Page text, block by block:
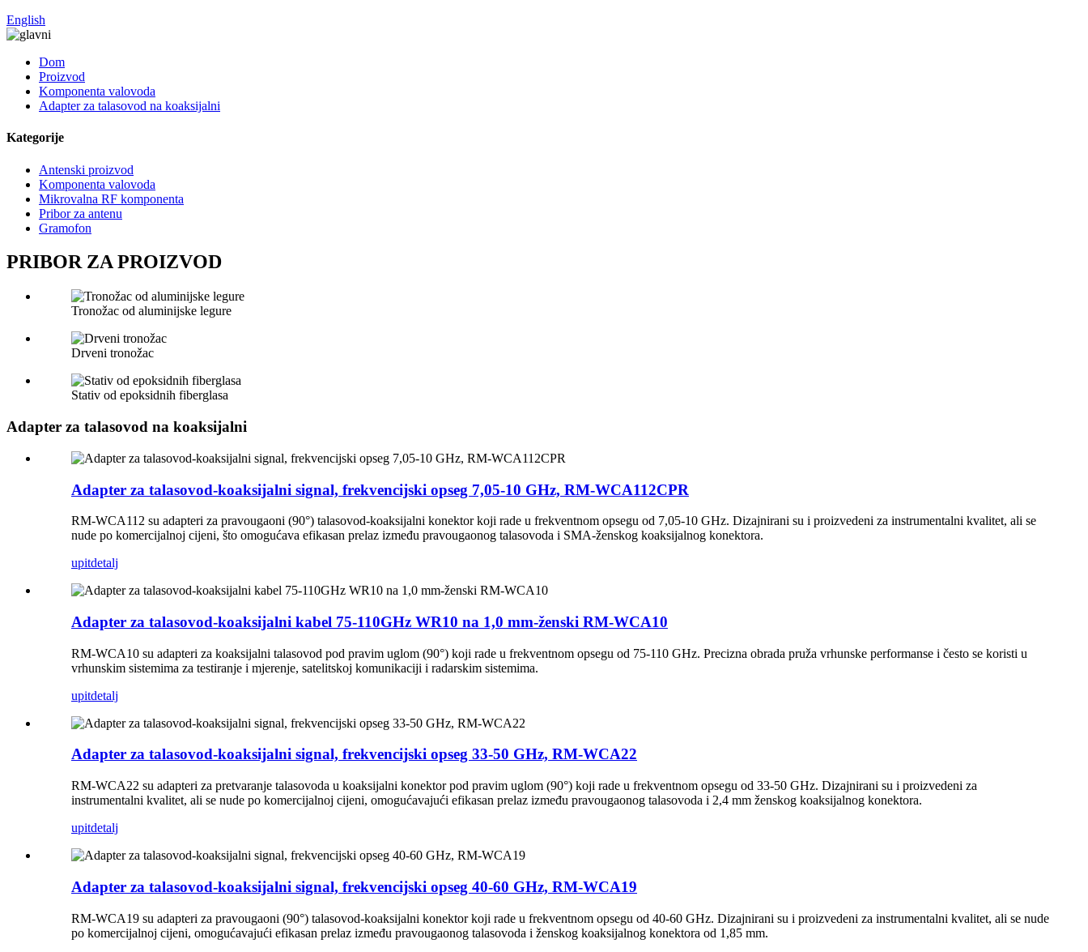
English
Dom
Proizvod
Komponenta valovoda
Adapter za talasovod na koaksijalni
Kategorije
Antenski proizvod
Komponenta valovoda
Mikrovalna RF komponenta
Pribor za antenu
Gramofon
PRIBOR ZA PROIZVOD
Tronožac od aluminijske legure
Drveni tronožac
Stativ od epoksidnih fiberglasa
Adapter za talasovod na koaksijalni
Adapter za talasovod-koaksijalni signal, frekvencijski opseg 7,05-10 GHz, RM-WCA112CPR
RM-WCA112 su adapteri za pravougaoni (90°) talasovod-koaksijalni konektor koji rade u frekventnom opsegu od 7,05-10 GHz. Dizajnirani su i proizvedeni za instrumentalni kvalitet, ali se
nude po komercijalnoj cijeni, što omogućava efikasan prelaz između pravougaonog talasovoda i SMA-ženskog koaksijalnog konektora.
upitdetalj
Adapter za talasovod-koaksijalni kabel 75-110GHz WR10 na 1,0 mm-ženski RM-WCA10
RM-WCA10 su adapteri za koaksijalni talasovod pod pravim uglom (90°) koji rade u frekventnom opsegu od 75-110 GHz. Precizna obrada pruža vrhunske performanse i često se koristi u
vrhunskim sistemima za testiranje i mjerenje, satelitskoj komunikaciji i radarskim sistemima.
upitdetalj
Adapter za talasovod-koaksijalni signal, frekvencijski opseg 33-50 GHz, RM-WCA22
RM-WCA22 su adapteri za pretvaranje talasovoda u koaksijalni konektor pod pravim uglom (90°) koji rade u frekventnom opsegu od 33-50 GHz. Dizajnirani su i proizvedeni za
instrumentalni kvalitet, ali se nude po komercijalnoj cijeni, omogućavajući efikasan prelaz između pravougaonog talasovoda i 2,4 mm ženskog koaksijalnog konektora.
upitdetalj
Adapter za talasovod-koaksijalni signal, frekvencijski opseg 40-60 GHz, RM-WCA19
RM-WCA19 su adapteri za pravougaoni (90°) talasovod-koaksijalni konektor koji rade u frekventnom opsegu od 40-60 GHz. Dizajnirani su i proizvedeni za instrumentalni kvalitet, ali se nude
po komercijalnoj cijeni, omogućavajući efikasan prelaz između pravougaonog talasovoda i ženskog koaksijalnog konektora od 1,85 mm.